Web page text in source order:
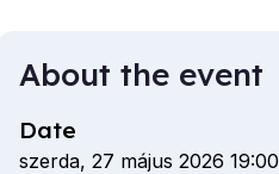
About the event
Date
szerda, 27 május 2026 19:00